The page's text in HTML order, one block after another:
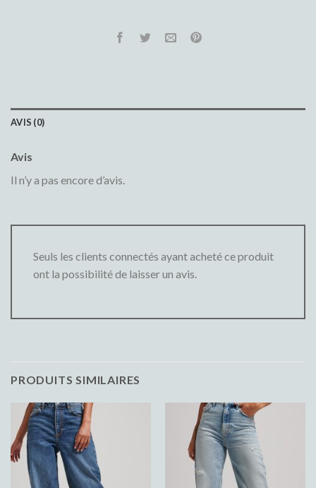
AVIS (0)
Avis
Il n’y a pas encore d’avis.
Seuls les clients connectés ayant acheté ce produit
ont la possibilité de laisser un avis.
PRODUITS SIMILAIRES